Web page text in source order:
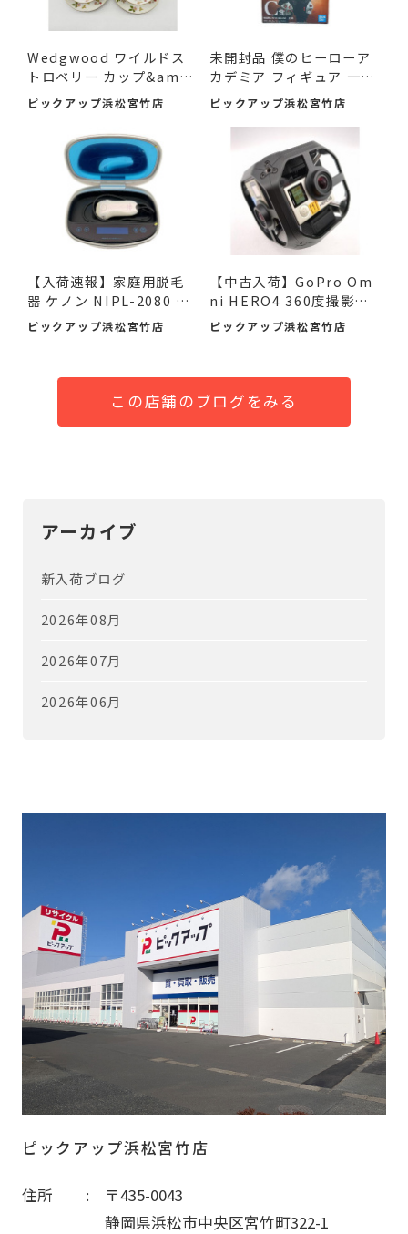
Wedgwood ワイルドス
トロベリー カップ&amp;
am...
ピックアップ浜松宮竹店
未開封品 僕のヒーローア
カデミア フィギュア 一
番...
ピックアップ浜松宮竹店
【入荷速報】家庭用脱毛
器 ケノン NIPL-2080 V8.
0 ...
ピックアップ浜松宮竹店
【中古入荷】GoPro Om
ni HERO4 360度撮影カ
メラで...
ピックアップ浜松宮竹店
この店舗のブログをみる
アーカイブ
新入荷ブログ
2026年08月
2026年07月
2026年06月
ピックアップ浜松宮竹店
住所
〒435-0043
静岡県浜松市中央区宮竹町322-1